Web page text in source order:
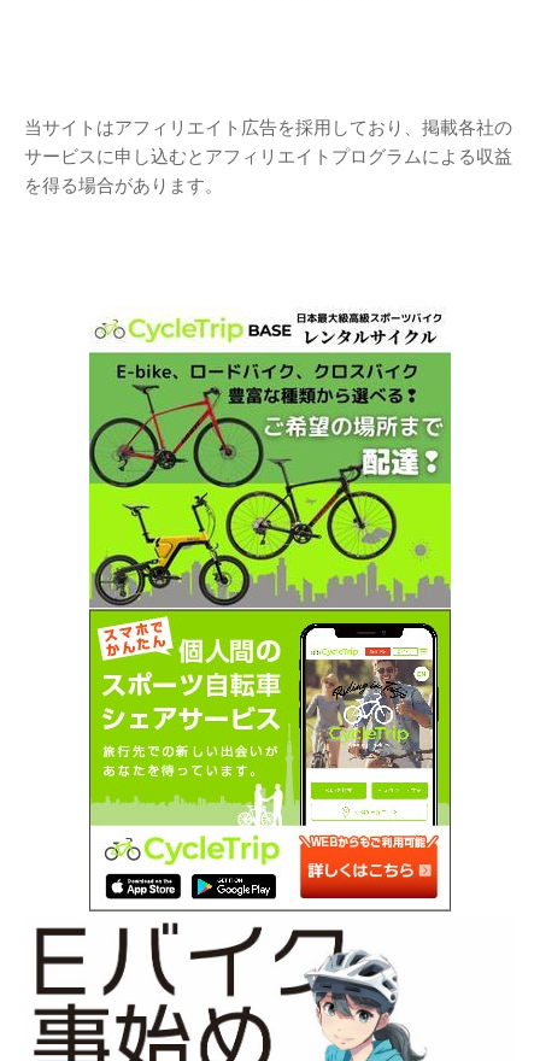
当サイトはアフィリエイト広告を採用しており、掲載各社の
サービスに申し込むとアフィリエイトプログラムによる収益
を得る場合があります。